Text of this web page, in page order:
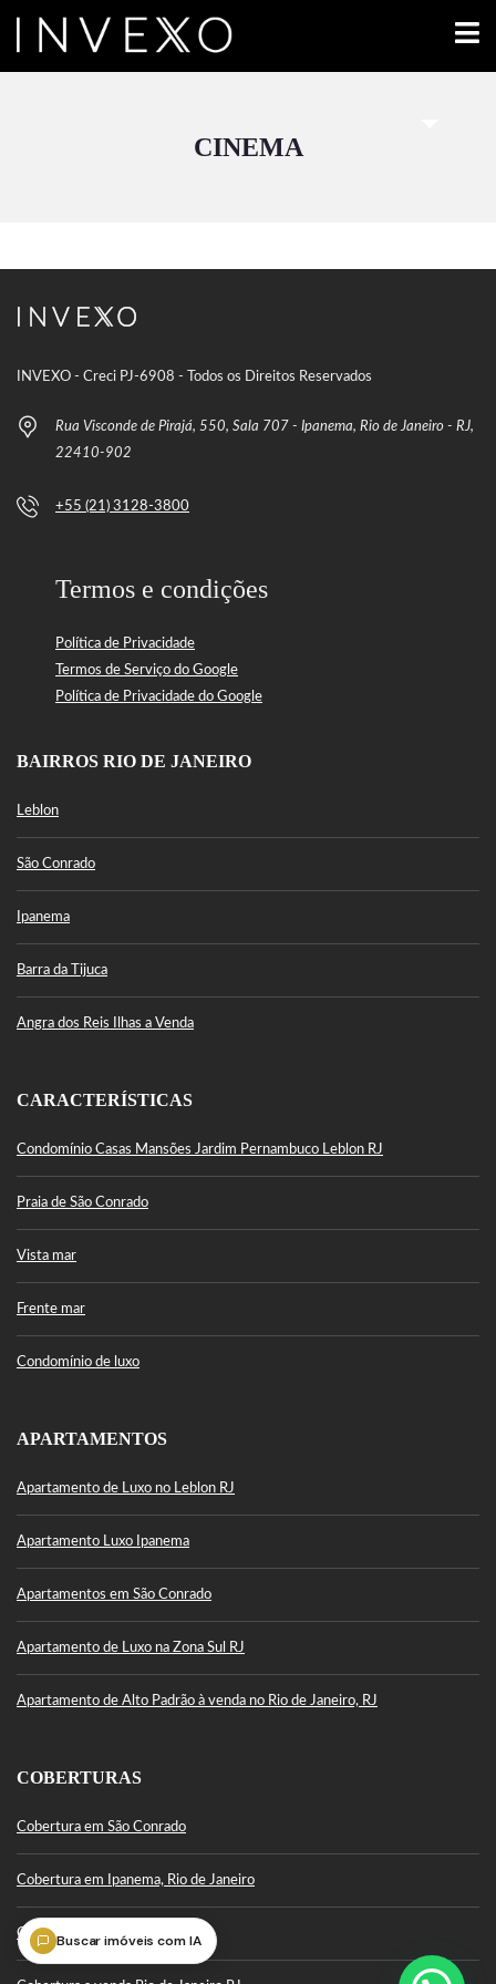
CINEMA
INVEXO - Creci PJ-6908 - Todos os Direitos Reservados
Rua Visconde de Pirajá, 550, Sala 707 - Ipanema, Rio de Janeiro - RJ,
22410-902
+55 (21) 3128-3800
Termos e condições
Política de Privacidade
Termos de Serviço do Google
Política de Privacidade do Google
BAIRROS RIO DE JANEIRO
Leblon
São Conrado
Ipanema
Barra da Tijuca
Angra dos Reis Ilhas a Venda
CARACTERÍSTICAS
Condomínio Casas Mansões Jardim Pernambuco Leblon RJ
Praia de São Conrado
Vista mar
Frente mar
Condomínio de luxo
APARTAMENTOS
Apartamento de Luxo no Leblon RJ
Apartamento Luxo Ipanema
Apartamentos em São Conrado
Apartamento de Luxo na Zona Sul RJ
Apartamento de Alto Padrão à venda no Rio de Janeiro, RJ
COBERTURAS
Cobertura em São Conrado
Cobertura em Ipanema, Rio de Janeiro
Cobertura Leblon
Buscar imóveis com IA